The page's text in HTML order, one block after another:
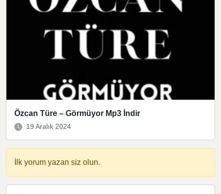
Özcan Türe – Görmüyor Mp3 İndir
19 Aralık 2024
İlk yorum yazan siz olun.